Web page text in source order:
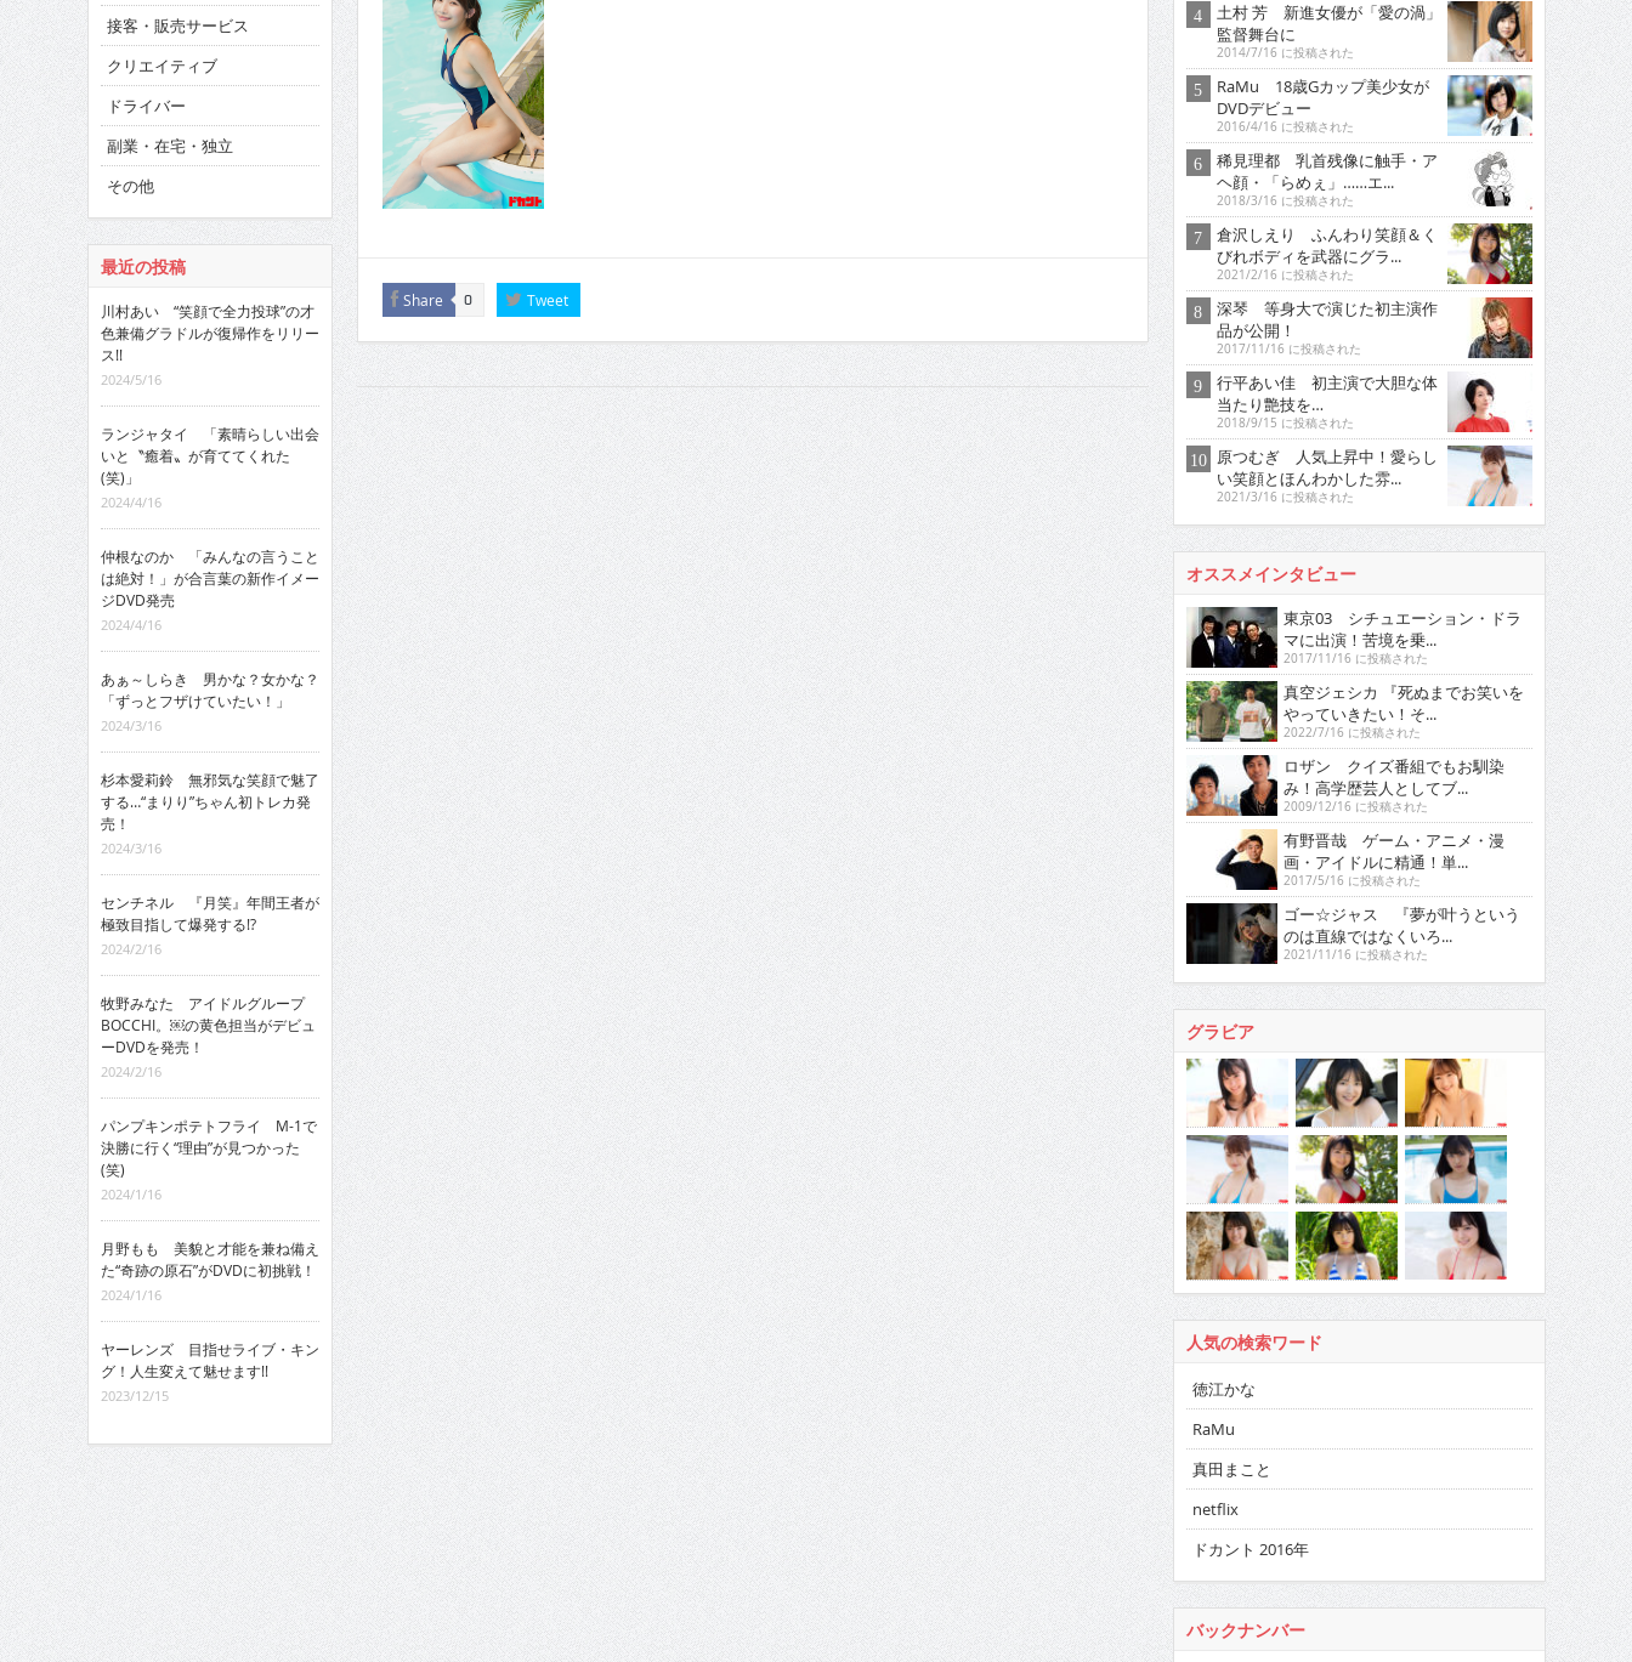
Share 0 Tweet
接客・販売サービス
クリエイティブ
ドライバー
副業・在宅・独立
その他
最近の投稿
川村あい “笑顔で全力投球”の才
色兼備グラドルが復帰作をリリー
ス!!
2024/5/16
ランジャタイ 「素晴らしい出会
いと〝癒着〟が育ててくれた
(笑)」
2024/4/16
仲根なのか 「みんなの言うこと
は絶対！」が合言葉の新作イメー
ジDVD発売
2024/4/16
あぁ～しらき 男かな？女かな？
「ずっとフザけていたい！」
2024/3/16
杉本愛莉鈴 無邪気な笑顔で魅了
する…“まりり”ちゃん初トレカ発
売！
2024/3/16
センチネル 『月笑』年間王者が
極致目指して爆発する!?
2024/2/16
牧野みなた アイドルグループ
BOCCHI。￼の黄色担当がデビュ
ーDVDを発売！
2024/2/16
パンプキンポテトフライ M-1で
決勝に行く“理由”が見つかった
(笑)
2024/1/16
月野もも 美貌と才能を兼ね備え
た“奇跡の原石”がDVDに初挑戦！
2024/1/16
ヤーレンズ 目指せライブ・キン
グ！人生変えて魅せます!!
2023/12/15
土村 芳 新進女優が「愛の渦」
監督舞台に
2014/7/16 に投稿された
RaMu 18歳Gカップ美少女が
DVDデビュー
2016/4/16 に投稿された
稀見理都 乳首残像に触手・ア
ヘ顔・「らめぇ」……エ...
2018/3/16 に投稿された
倉沢しえり ふんわり笑顔＆く
びれボディを武器にグラ...
2021/2/16 に投稿された
深琴 等身大で演じた初主演作
品が公開！
2017/11/16 に投稿された
行平あい佳 初主演で大胆な体
当たり艶技を…
2018/9/15 に投稿された
原つむぎ 人気上昇中！愛らし
い笑顔とほんわかした雰...
2021/3/16 に投稿された
オススメインタビュー
東京03 シチュエーション・ドラ
マに出演！苦境を乗...
2017/11/16 に投稿された
真空ジェシカ 『死ぬまでお笑いを
やっていきたい！そ...
2022/7/16 に投稿された
ロザン クイズ番組でもお馴染
み！高学歴芸人としてブ...
2009/12/16 に投稿された
有野晋哉 ゲーム・アニメ・漫
画・アイドルに精通！単...
2017/5/16 に投稿された
ゴー☆ジャス 『夢が叶うという
のは直線ではなくいろ...
2021/11/16 に投稿された
グラビア
人気の検索ワード
徳江かな
RaMu
真田まこと
netflix
ドカント 2016年
バックナンバー